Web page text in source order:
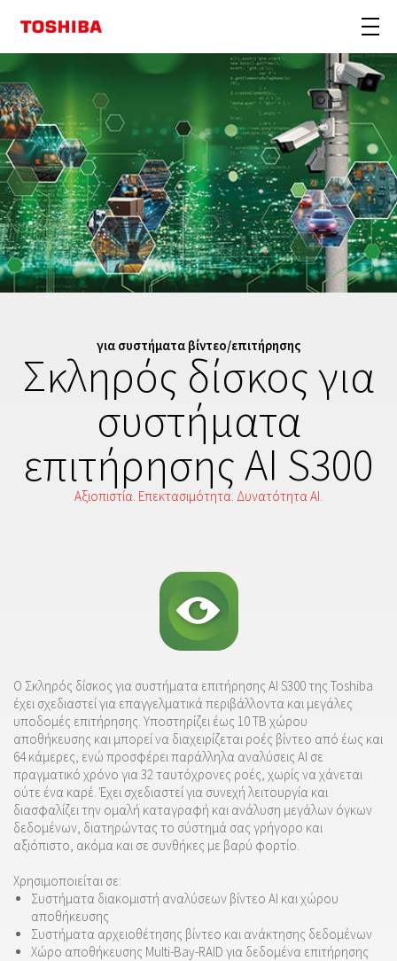
για συστήματα βίντεο/επιτήρησης
Σκληρός δίσκος για
συστήματα
επιτήρησης ΑΙ S300
Αξιοπιστία. Επεκτασιμότητα. Δυνατότητα AI.
Ο Σκληρός δίσκος για συστήματα επιτήρησης ΑΙ S300 της Toshiba
έχει σχεδιαστεί για επαγγελματικά περιβάλλοντα και μεγάλες
υποδομές επιτήρησης. Υποστηρίζει έως 10 TB χώρου
αποθήκευσης και μπορεί να διαχειρίζεται ροές βίντεο από έως και
64 κάμερες, ενώ προσφέρει παράλληλα αναλύσεις AI σε
πραγματικό χρόνο για 32 ταυτόχρονες ροές, χωρίς να χάνεται
ούτε ένα καρέ. Έχει σχεδιαστεί για συνεχή λειτουργία και
διασφαλίζει την ομαλή καταγραφή και ανάλυση μεγάλων όγκων
δεδομένων, διατηρώντας το σύστημά σας γρήγορο και
αξιόπιστο, ακόμα και σε συνθήκες με βαρύ φορτίο.
Χρησιμοποιείται σε:
Συστήματα διακομιστή αναλύσεων βίντεο AI και χώρου
αποθήκευσης
Συστήματα αρχειοθέτησης βίντεο και ανάκτησης δεδομένων
Χώρο αποθήκευσης Multi-Bay-RAID για δεδομένα επιτήρησης